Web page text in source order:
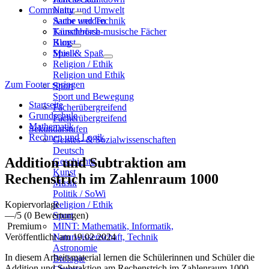
Natur und Umwelt
Sache und Technik
Künstlerisch-musische Fächer
Kunst
Musik
Religion / Ethik
Religion und Ethik
Sport
Sport und Bewegung
Fächerübergreifend
Fächerübergreifend
Sekundarstufen
Geistes- & Sozialwissenschaften
Deutsch
Geschichte
Kunst
Musik
Politik / SoWi
Religion / Ethik
Sport
MINT: Mathematik, Informatik,
Naturwissenschaft, Technik
Astronomie
Biologie
Community
Autor werden
Tauschbörse
Blog
Spiel & Spaß
Zum Footer springen
Startseite
Grundschule
Mathematik
Rechnen und Logik
Addition und Subtraktion am
Rechenstrich im Zahlenraum 1000
Kopiervorlage
—/5 (0 Bewertungen)
Premium
Veröffentlicht am 19.02.2024
In diesem Arbeitsmaterial lernen die Schülerinnen und Schüler die